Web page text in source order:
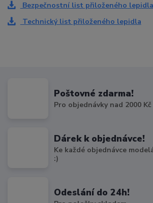
Bezpečnostní list přiloženého lepidla
Technický list přiloženého lepidla
Poštovné zdarma!
Pro objednávky nad 2000
Dárek k objednávce!
Ke každé objednávce
:)
Odeslání do 24h!